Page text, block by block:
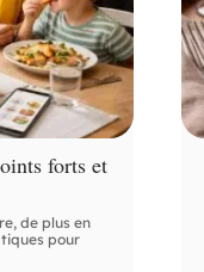
forts et
de plus en
pour